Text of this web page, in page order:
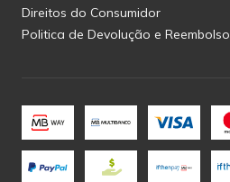
Direitos do Consumidor
Politica de Devolução e Reembolso